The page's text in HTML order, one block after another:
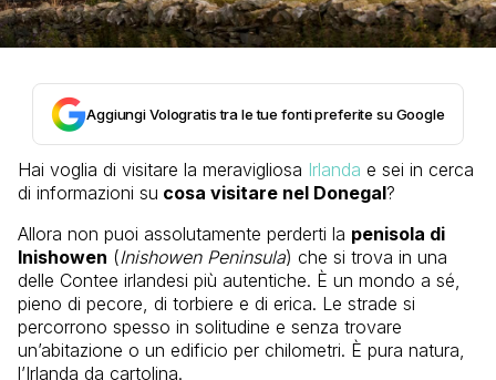
Aggiungi Vologratis tra le tue fonti preferite su Google
Hai voglia di visitare la meravigliosa Irlanda e sei in cerca
di informazioni su cosa visitare nel Donegal?
Allora non puoi assolutamente perderti la penisola di
Inishowen (Inishowen Peninsula) che si trova in una
delle Contee irlandesi più autentiche. È un mondo a sé,
pieno di pecore, di torbiere e di erica. Le strade si
percorrono spesso in solitudine e senza trovare
un’abitazione o un edificio per chilometri. È pura natura,
l’Irlanda da cartolina.